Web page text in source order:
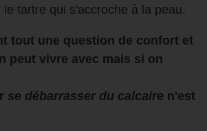
le tartre qui s'accroche à la peau.
tout une question de confort et
peut vivre avec mais si on
se débarrasser du calcaire n'est